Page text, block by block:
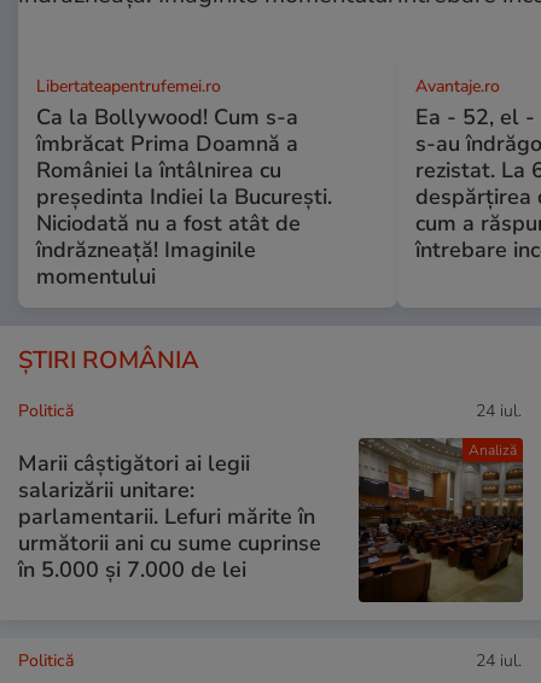
Libertateapentrufemei.ro
Ca la Bollywood! Cum s-a
îmbrăcat Prima Doamnă a
României la întâlnirea cu
președinta Indiei la București.
Niciodată nu a fost atât de
îndrăzneață! Imaginile
momentului
Avantaje.ro
Ea - 52, el -
s-au
rezistat. La
despărțirea
cum a
întrebare
ȘTIRI ROMÂNIA
Analiză
Politică 24 iul.
Marii câștigători ai legii
salarizării unitare:
parlamentarii. Lefuri mărite în
următorii ani cu sume cuprinse
în 5.000 și 7.000 de lei
Politică 24 iul.